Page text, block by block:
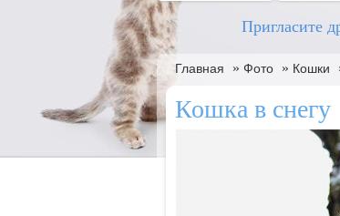
Пригласите
Главная » Фото » Кошки
Кошка в снегу